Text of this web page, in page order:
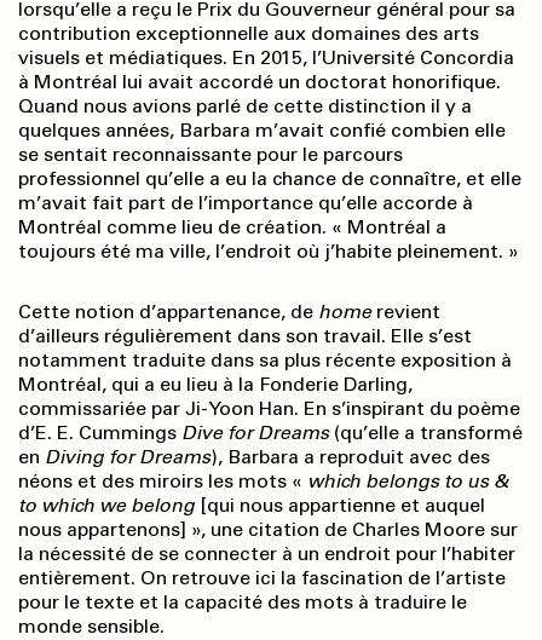
lorsqu’elle a reçu le Prix du Gouverneur général pour sa
contribution exceptionnelle aux domaines des arts
visuels et médiatiques. En 2015, l’Université Concordia
à Montréal lui avait accordé un doctorat honorifique.
Quand nous avions parlé de cette distinction il y a
quelques années, Barbara m’avait confié combien elle
se sentait reconnaissante pour le parcours
professionnel qu’elle a eu la chance de connaître, et elle
m’avait fait part de l’importance qu’elle accorde à
Montréal comme lieu de création. « Montréal a
toujours été ma ville, l’endroit où j’habite pleinement. »
Cette notion d’appartenance, de home revient
d’ailleurs régulièrement dans son travail. Elle s’est
notamment traduite dans sa plus récente exposition à
Montréal, qui a eu lieu à la Fonderie Darling,
commissariée par Ji-Yoon Han. En s’inspirant du poème
d’E. E. Cummings Dive for Dreams (qu’elle a transformé
en Diving for Dreams), Barbara a reproduit avec des
néons et des miroirs les mots « which belongs to us &
to which we belong [qui nous appartienne et auquel
nous appartenons] », une citation de Charles Moore sur
la nécessité de se connecter à un endroit pour l’habiter
entièrement. On retrouve ici la fascination de l’artiste
pour le texte et la capacité des mots à traduire le
monde sensible.